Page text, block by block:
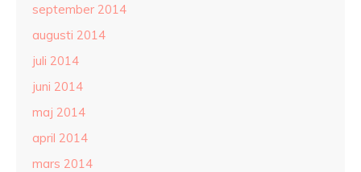
september 2014
augusti 2014
juli 2014
juni 2014
maj 2014
april 2014
mars 2014